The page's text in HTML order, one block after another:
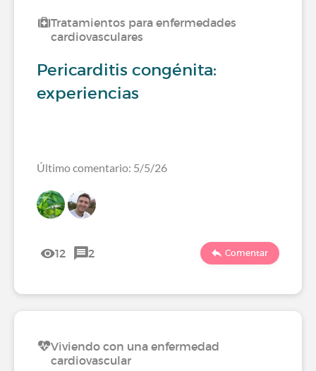
Tratamientos para enfermedades
cardiovasculares
Pericarditis congénita:
experiencias
Último comentario: 5/5/26
12 2 Comentar
Viviendo con una enfermedad
cardiovascular